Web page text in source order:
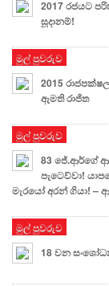
2017 රජයට
සූදානම්!
මුල් පුවරුව
2015
ඇමති රාජිත
මුල් පුවරුව
83 ජේ.ආර්ගේ
පැටෙව්වා!
මැරයෝ අරන් ගියා! –
මුල් පුවරුව
18 වන